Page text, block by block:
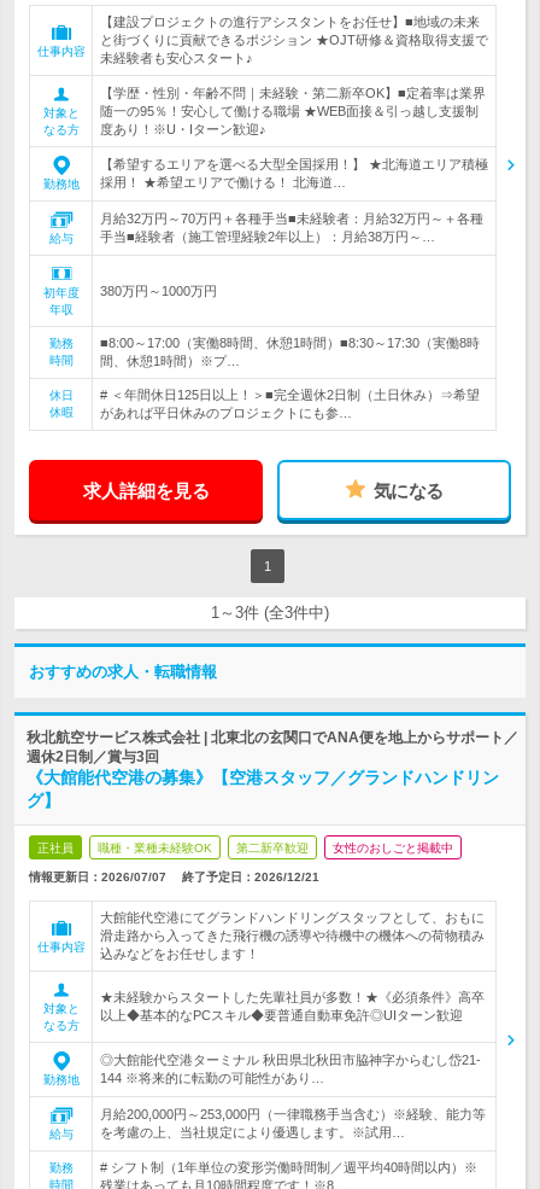
仕事内容
【建設プロジェクトの進行アシスタントをお任せ】■地域の未来
と街づくりに貢献できるポジション ★OJT研修＆資格取得支援で
未経験者も安心スタート♪
対象と
なる方
【学歴・性別・年齢不問｜未経験・第二新卒OK】■定着率は業界
随一の95％！安心して働ける職場 ★WEB面接＆引っ越し支援制
度あり！※U・Iターン歓迎♪
勤務地
【希望するエリアを選べる大型全国採用！】 ★北海道エリア積極
採用！ ★希望エリアで働ける！ 北海道…
給与
月給32万円～70万円＋各種手当■未経験者：月給32万円～＋各種
手当■経験者（施工管理経験2年以上）：月給38万円～…
初年度
年収
380万円～1000万円
勤務
時間
■8:00～17:00（実働8時間、休憩1時間）■8:30～17:30（実働8時
間、休憩1時間）※プ…
休日
休暇
# ＜年間休日125日以上！＞■完全週休2日制（土日休み）⇒希望
があれば平日休みのプロジェクトにも参…
求人詳細を見る 気になる
1
1～3件 (全3件中)
おすすめの求人・転職情報
秋北航空サービス株式会社 | 北東北の玄関口でANA便を地上からサポート／
週休2日制／賞与3回
《大館能代空港の募集》【空港スタッフ／グランドハンドリン
グ】
正社員 職種・業種未経験OK 第二新卒歓迎 女性のおしごと掲載中
情報更新日：2026/07/07 終了予定日： 2026/12/21
仕事内容
大館能代空港にてグランドハンドリングスタッフとして、おもに
滑走路から入ってきた飛行機の誘導や待機中の機体への荷物積み
込みなどをお任せします！
対象と
なる方
★未経験からスタートした先輩社員が多数！★《必須条件》高卒
以上◆基本的なPCスキル◆要普通自動車免許◎UIターン歓迎
勤務地
◎大館能代空港ターミナル 秋田県北秋田市脇神字からむし岱21‐
144 ※将来的に転勤の可能性があり…
給与
月給200,000円～253,000円（一律職務手当含む）※経験、能力等
を考慮の上、当社規定により優遇します。※試用…
勤務
時間
# シフト制（1年単位の変形労働時間制／週平均40時間以内）※
残業はあっても月10時間程度です！※8…